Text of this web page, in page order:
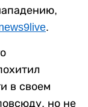
.
в своем
но не